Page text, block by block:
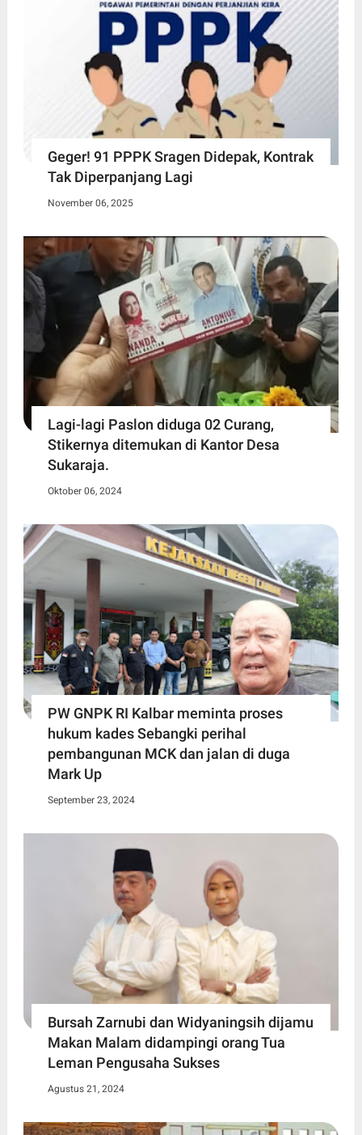
Geger! 91 PPPK Sragen Didepak, Kontrak
Tak Diperpanjang Lagi
November 06, 2025
Lagi-lagi Paslon diduga 02 Curang,
Stikernya ditemukan di Kantor Desa
Sukaraja.
Oktober 06, 2024
PW GNPK RI Kalbar meminta proses
hukum kades Sebangki perihal
pembangunan MCK dan jalan di duga
Mark Up
September 23, 2024
Bursah Zarnubi dan Widyaningsih dijamu
Makan Malam didampingi orang Tua
Leman Pengusaha Sukses
Agustus 21, 2024